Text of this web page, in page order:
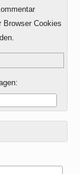
Browser Cookies